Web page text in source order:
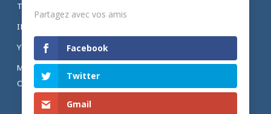
TWITTER
INSTAGRAM
YOUTUBE
MENTIONS LÉGALES ET POLITIQUE DE
CONFIDENTIALITÉ
Partagez avec vos amis
Facebook
Twitter
Gmail